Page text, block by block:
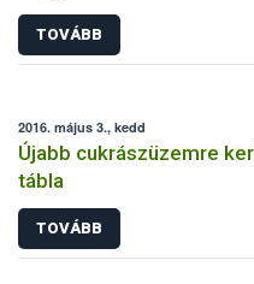
TOVÁBB
2016. május 3., kedd
Újabb cukrászüzemre
tábla
TOVÁBB